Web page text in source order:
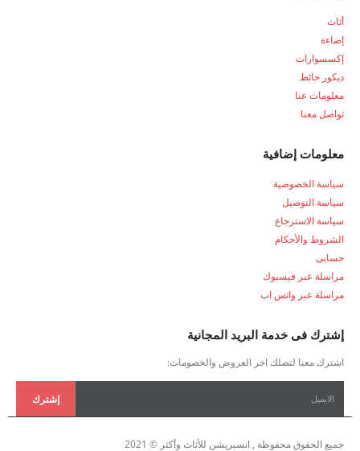
أثاث
إضاءة
إكسسوارات
ديكور حائط
معلومات عنا
تواصل معنا
معلومات إضافية
سياسة الخصوصية
سياسة التوصيل
سياسة الاسترجاع
الشروط والأحكام
حسابى
مراسلة عبر فيسبوك
مراسلة عبر واتس اب
إشترك فى خدمة البريد المجانية
اشترك معنا لتصلك اخر العروض والخصومات:
جميع الحقوق محفوظة , انسبريشن للأثاث وأكثر © 2021